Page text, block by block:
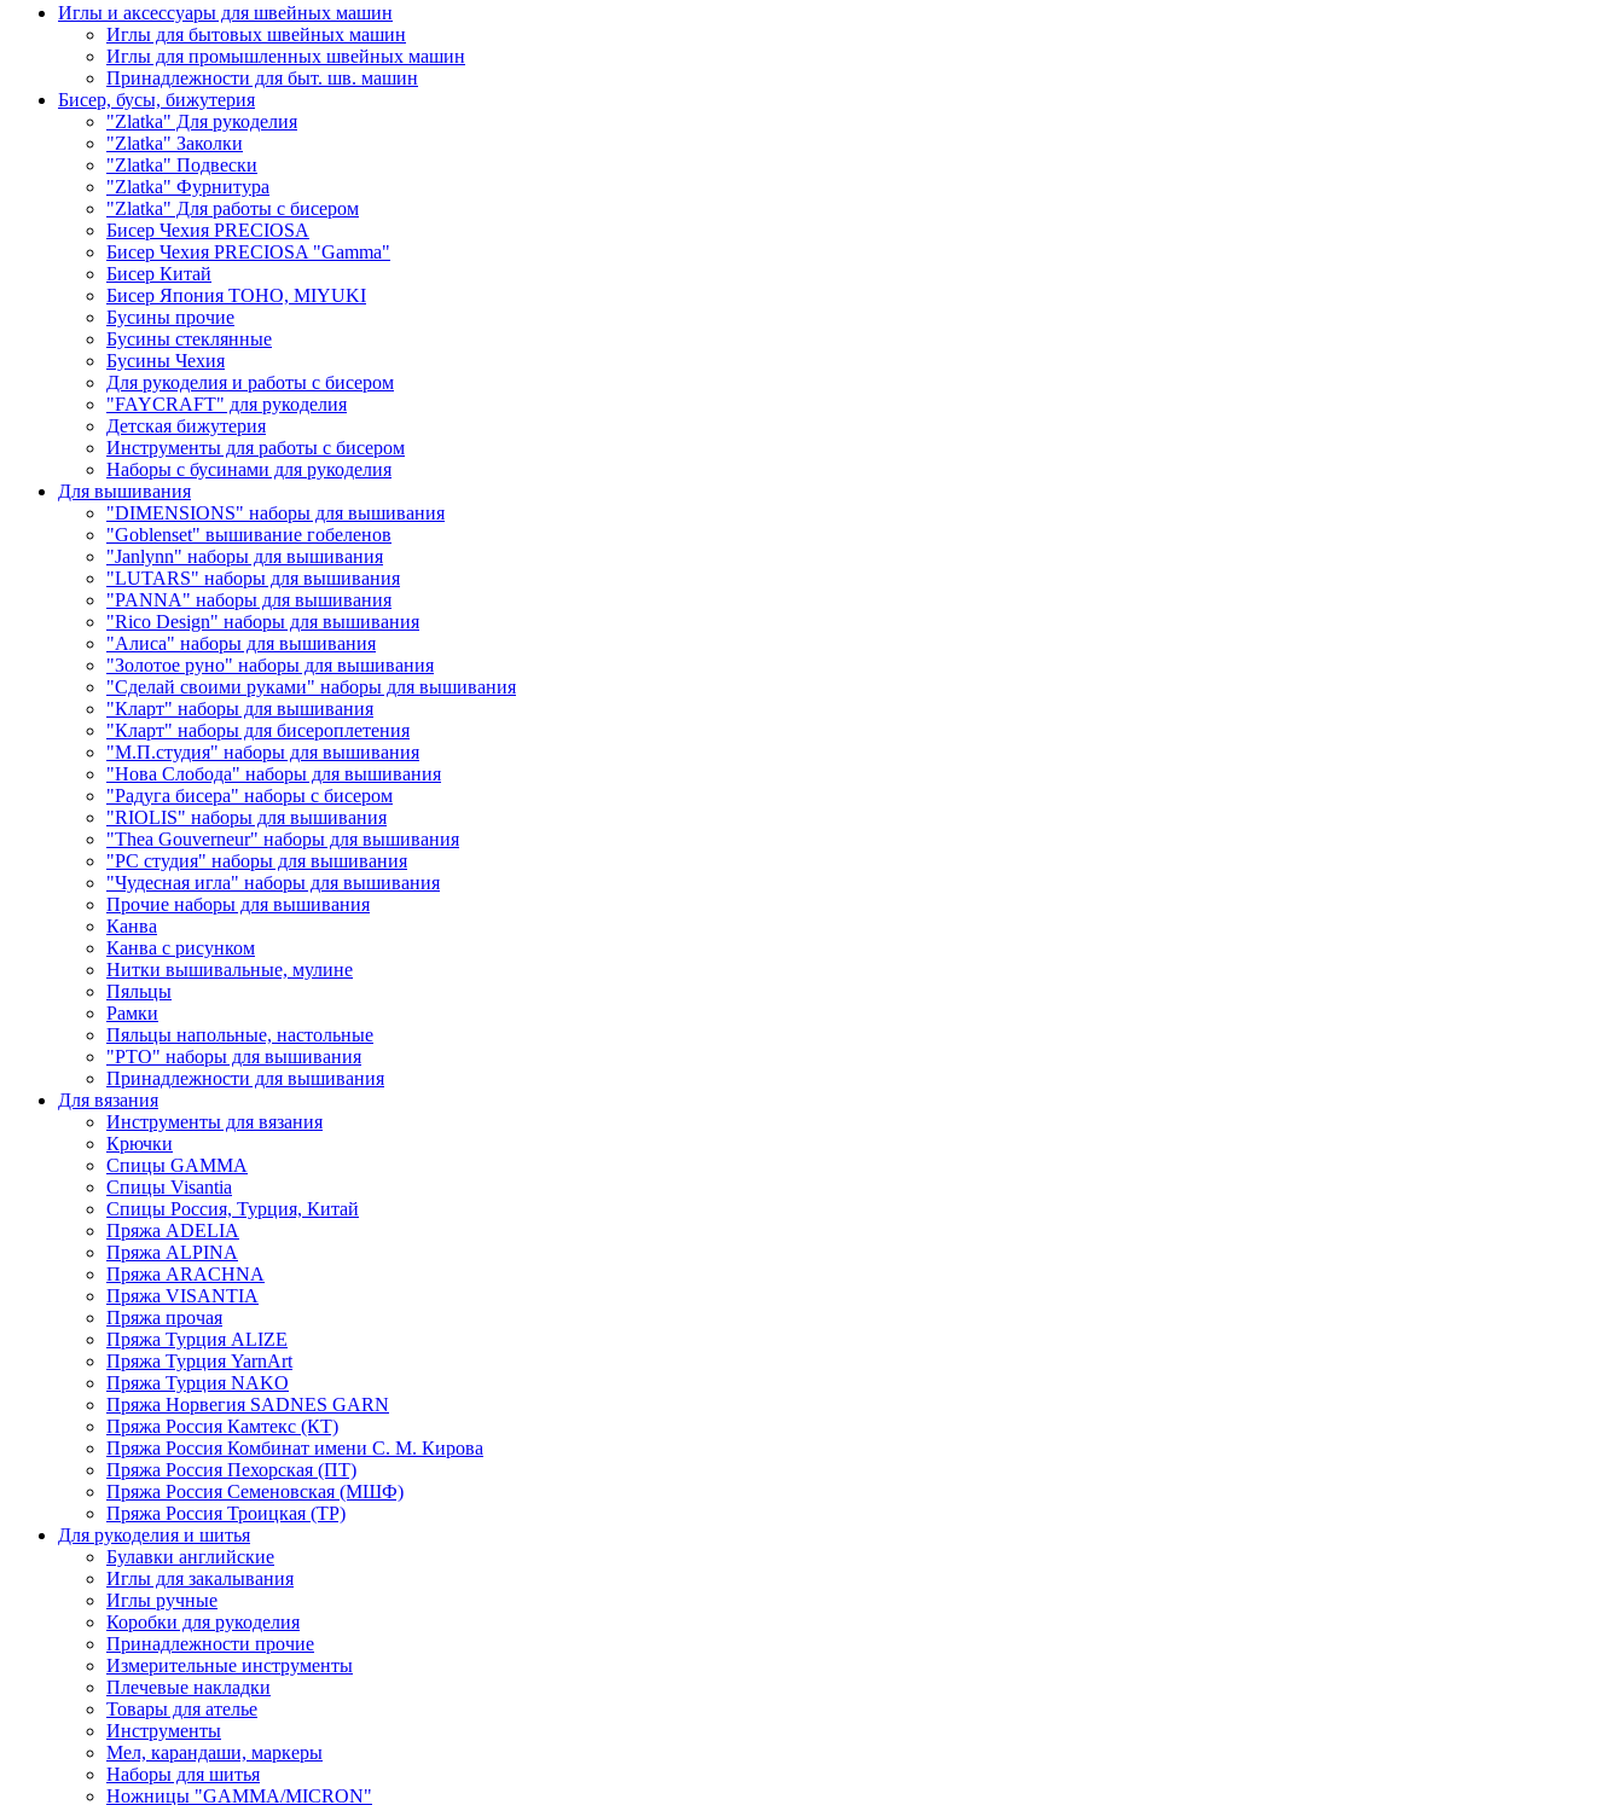
Иглы и аксессуары для швейных машин
Иглы для бытовых швейных машин
Иглы для промышленных швейных машин
Принадлежности для быт. шв. машин
Бисер, бусы, бижутерия
"Zlatka" Для рукоделия
"Zlatka" Заколки
"Zlatka" Подвески
"Zlatka" Фурнитура
"Zlatka" Для работы с бисером
Бисер Чехия PRECIOSA
Бисер Чехия PRECIOSA "Gamma"
Бисер Китай
Бисер Япония TOHO, MIYUKI
Бусины прочие
Бусины стеклянные
Бусины Чехия
Для рукоделия и работы с бисером
"FAYCRAFT" для рукоделия
Детская бижутерия
Инструменты для работы с бисером
Наборы с бусинами для рукоделия
Для вышивания
"DIMENSIONS" наборы для вышивания
"Goblenset" вышивание гобеленов
"Janlynn" наборы для вышивания
"LUTARS" наборы для вышивания
"PANNA" наборы для вышивания
"Rico Design" наборы для вышивания
"Алиса" наборы для вышивания
"Золотое руно" наборы для вышивания
"Сделай своими руками" наборы для вышивания
"Кларт" наборы для вышивания
"Кларт" наборы для бисероплетения
"М.П.студия" наборы для вышивания
"Нова Слобода" наборы для вышивания
"Радуга бисера" наборы с бисером
"RIOLIS" наборы для вышивания
"Thea Gouverneur" наборы для вышивания
"РС студия" наборы для вышивания
"Чудесная игла" наборы для вышивания
Прочие наборы для вышивания
Канва
Канва с рисунком
Нитки вышивальные, мулине
Пяльцы
Рамки
Пяльцы напольные, настольные
"РТО" наборы для вышивания
Принадлежности для вышивания
Для вязания
Инструменты для вязания
Крючки
Спицы GAMMA
Спицы Visantia
Спицы Россия, Турция, Китай
Пряжа ADELIA
Пряжа ALPINA
Пряжа ARACHNA
Пряжа VISANTIA
Пряжа прочая
Пряжа Турция ALIZE
Пряжа Турция YarnArt
Пряжа Турция NAKO
Пряжа Норвегия SADNES GARN
Пряжа Россия Камтекс (КТ)
Пряжа Россия Комбинат имени С. М. Кирова
Пряжа Россия Пехорская (ПТ)
Пряжа Россия Семеновская (МШФ)
Пряжа Россия Троицкая (ТР)
Для рукоделия и шитья
Булавки английские
Иглы для закалывания
Иглы ручные
Коробки для рукоделия
Принадлежности прочие
Измерительные инструменты
Плечевые накладки
Товары для ателье
Инструменты
Мел, карандаши, маркеры
Наборы для шитья
Ножницы "GAMMA/MICRON"